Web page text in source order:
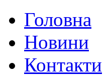
Головна
Новини
Контакти